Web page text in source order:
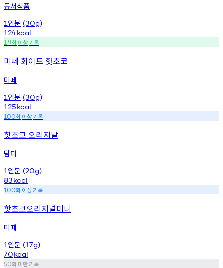
동서식품
1 인분 (30g)
124kcal
1천회 이상기록
미떼 화이트 핫초코
미떼
1 인분 (30g)
125kcal
100회 이상기록
핫초코 오리지날
담터
1 인분 (20g)
83kcal
100회 이상기록
핫초코오리지널미니
미떼
1 인분 (17g)
70kcal
50회 미만기록